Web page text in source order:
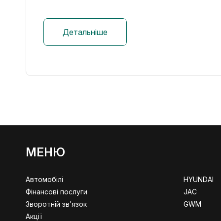
МЕНЮ
Автомобілі
Фінансові послуги
Зворотній зв’язок
Акції
HYUNDAI
JAC
GWM